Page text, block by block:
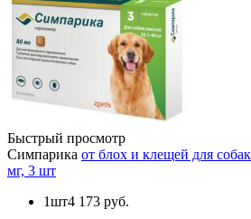
Быстрый просмотр
Симпарика от блох и клещей для
мг, 3 шт
1шт4 173 руб.